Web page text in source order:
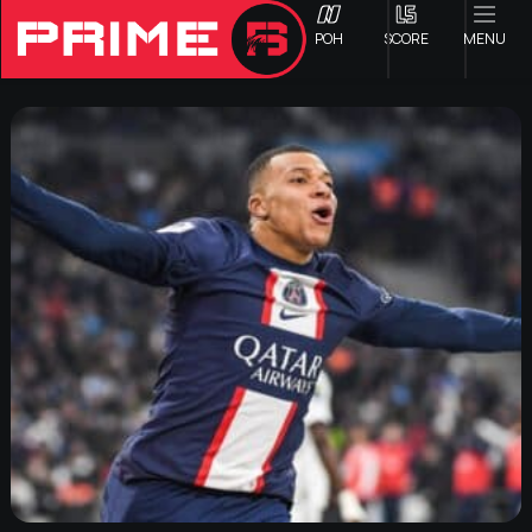
ΡΟΗ SCORE MENU
ΟΦΗ
Γ ΕΘΝΙΚΗ
Α1 ΕΠΣΗ
Α2 ΕΠΣΗ
Β1 ΕΠΣΗ
Β2 ΕΠΣΗ